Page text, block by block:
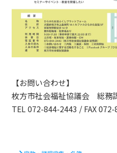
【お問い合わせ】
枚方市社会福祉協議会 総務
TEL 072-844-2443 / FAX